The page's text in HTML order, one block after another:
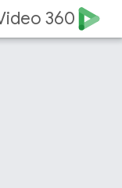
360